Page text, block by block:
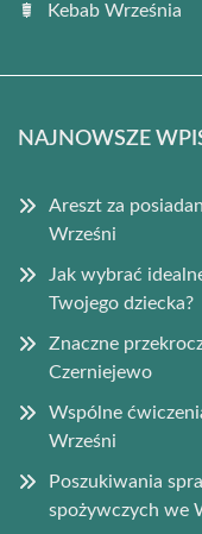
Kebab Września
NAJNOWSZE
Areszt za
Wrześni
Jak wybrać
Twojego dziecka?
Znaczne
Czerniejewo
Wspólne
Wrześni
Poszukiwania
spożywczych we